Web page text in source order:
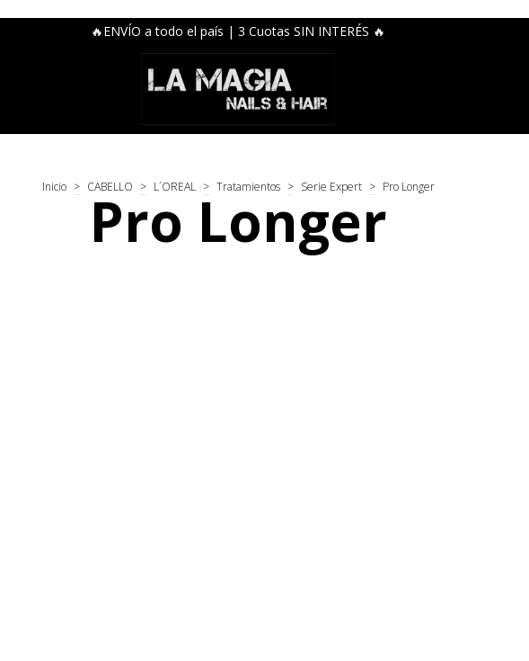
🔥ENVÍO a todo el país | 3 Cuotas SIN INTERÉS 🔥
Inicio > CABELLO > L´OREAL > Tratamientos > Serie Expert > Pro Longer
Pro Longer